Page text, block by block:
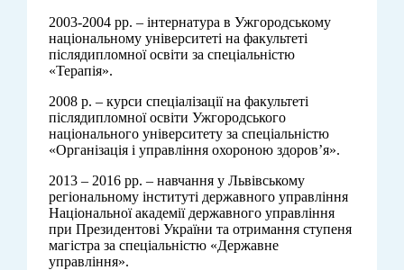
2003-2004 рр. – інтернатура в Ужгородському
національному університеті на факультеті
післядипломної освіти за спеціальністю
«Терапія».
2008 р. – курси спеціалізації на факультеті
післядипломної освіти Ужгородського
національного університету за спеціальністю
«Організація і управління охороною здоров’я».
2013 – 2016 рр. – навчання у Львівському
регіональному інституті державного управління
Національної академії державного управління
при Президентові України та отримання ступеня
магістра за спеціальністю «Державне
управління».